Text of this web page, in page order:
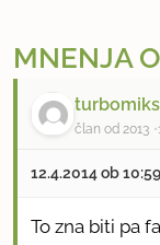
MNENJA
član od 2013
12.4.2014 ob 10:59
To zna biti pa